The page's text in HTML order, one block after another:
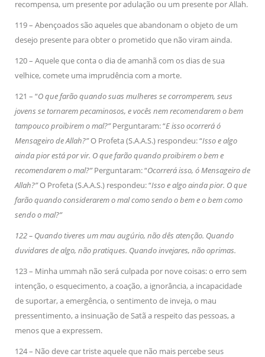
recompensa, um presente por adulação ou um presente por Allah.
119 – Abençoados são aqueles que abandonam o objeto de um
desejo presente para obter o prometido que não viram ainda.
120 – Aquele que conta o dia de amanhã com os dias de sua
velhice, comete uma imprudência com a morte.
121 – “O que farão quando suas mulheres se corromperem, seus
jovens se tornarem pecaminosos, e vocês nem recomendarem o bem
tampouco proibirem o mal?”Perguntaram: “E isso ocorrerá ó
Mensageiro de Allah?”O Profeta (S.A.A.S.) respondeu: “Isso e algo
ainda pior está por vir. O que farão quando proibirem o bem e
recomendarem o mal?”Perguntaram: “Ocorrerá isso, ó Mensageiro de
Allah?”O Profeta (S.A.A.S.) respondeu: “Isso e algo ainda pior. O que
farão quando considerarem o mal como sendo o bem e o bem como
sendo o mal?”
122 – Quando tiveres um mau augúrio, não dês atenção. Quando
duvidares de algo, não pratiques. Quando invejares, não oprimas.
123 – Minha ummah não será culpada por nove coisas: o erro sem
intenção, o esquecimento, a coação, a ignorância, a incapacidade
de suportar, a emergência, o sentimento de inveja, o mau
pressentimento, a insinuação de Satã a respeito das pessoas, a
menos que a expressem.
124 – Não deve car triste aquele que não mais percebe seus